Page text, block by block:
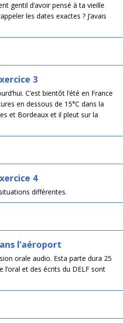
gentil d’avoir pensé à ta vieille
les dates exactes ? J’avais
3
C’est bientôt l’été en France
en dessous de 15°C dans la
et Bordeaux et il pleut sur la
4
différentes.
l’aéroport
orale audio. Esta parte dura 25
et des écrits du DELF sont